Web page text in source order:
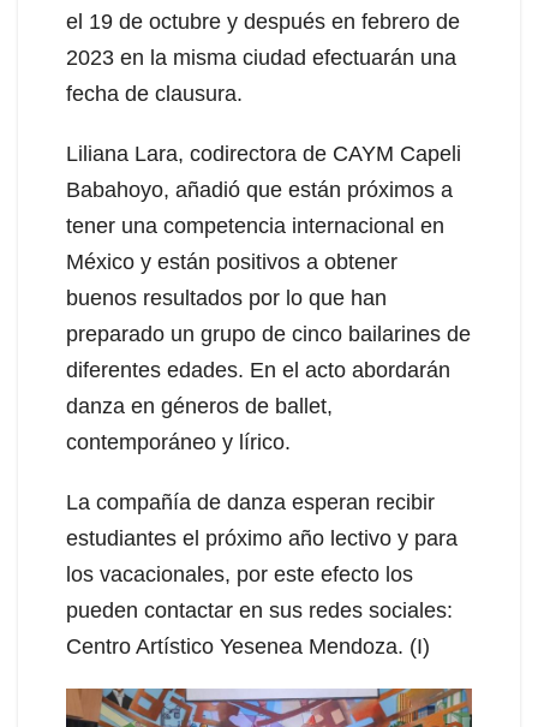
el 19 de octubre y después en febrero de
2023 en la misma ciudad efectuarán una
fecha de clausura.
Liliana Lara, codirectora de CAYM Capeli
Babahoyo, añadió que están próximos a
tener una competencia internacional en
México y están positivos a obtener
buenos resultados por lo que han
preparado un grupo de cinco bailarines de
diferentes edades. En el acto abordarán
danza en géneros de ballet,
contemporáneo y lírico.
La compañía de danza esperan recibir
estudiantes el próximo año lectivo y para
los vacacionales, por este efecto los
pueden contactar en sus redes sociales:
Centro Artístico Yesenea Mendoza. (I)